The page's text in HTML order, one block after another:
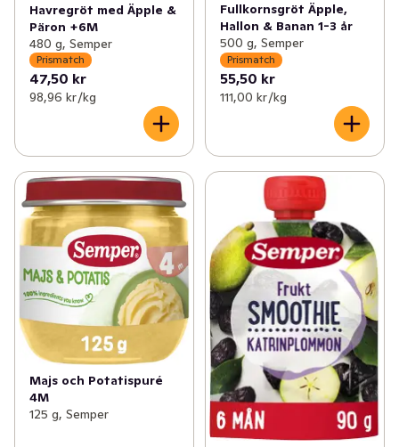
Havregröt med Äpple &
Päron +6M
480 g, Semper
Prismatch
47,50 kr
98,96 kr /kg
Fullkornsgröt Äpple,
Hallon & Banan 1-3 år
500 g, Semper
Prismatch
55,50 kr
111,00 kr /kg
Majs och Potatispuré
4M
125 g, Semper